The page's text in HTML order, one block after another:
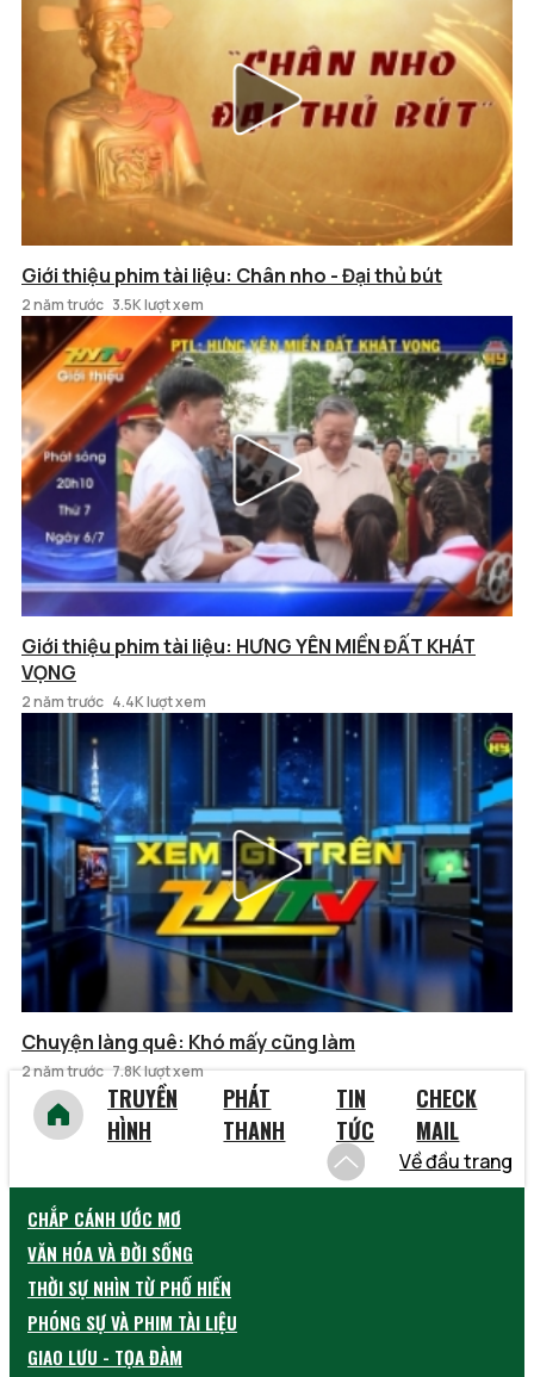
Giới thiệu phim tài liệu: Chân nho - Đại thủ bút
2 năm trước 3.5K lượt xem
Giới thiệu phim tài liệu: HƯNG YÊN MIỀN ĐẤT KHÁT
VỌNG
2 năm trước 4.4K lượt xem
Chuyện làng quê: Khó mấy cũng làm
2 năm trước 7.8K lượt xem
TRUYỀN
HÌNH
PHÁT
THANH
TIN
TỨC
CHECK
MAIL
Về đầu trang
CHẮP CÁNH ƯỚC MƠ
VĂN HÓA VÀ ĐỜI SỐNG
THỜI SỰ NHÌN TỪ PHỐ HIẾN
PHÓNG SỰ VÀ PHIM TÀI LIỆU
GIAO LƯU - TỌA ĐÀM